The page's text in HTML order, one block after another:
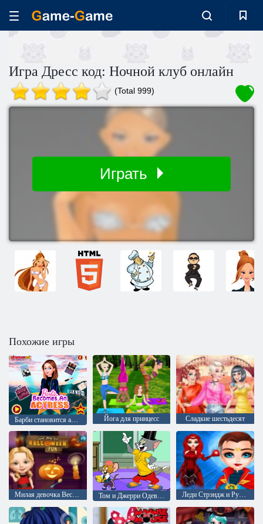
Игра Дресс код: Ночной клуб онлайн
(Total 999)
Играть
Похожие игры
Барби становится актрисой Йога для принцесс Сладкие шестьдесят
Милая девочка Весёлый Хэллоуин Том и Джерри Одевалка Леди Стрэндж и Рубиновая Ведьма